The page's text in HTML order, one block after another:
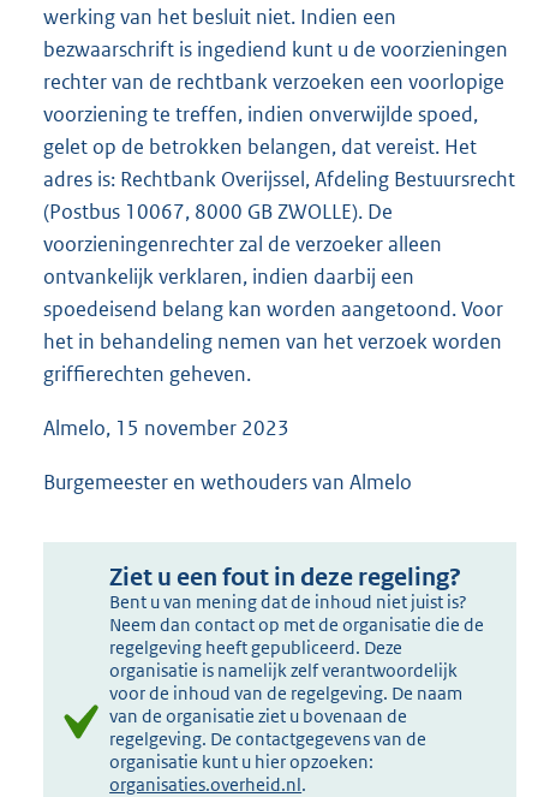
werking van het besluit niet. Indien een
bezwaarschrift is ingediend kunt u de voorzieningen
rechter van de rechtbank verzoeken een voorlopige
voorziening te treffen, indien onverwijlde spoed,
gelet op de betrokken belangen, dat vereist. Het
adres is: Rechtbank Overijssel, Afdeling Bestuursrecht
(Postbus 10067, 8000 GB ZWOLLE). De
voorzieningenrechter zal de verzoeker alleen
ontvankelijk verklaren, indien daarbij een
spoedeisend belang kan worden aangetoond. Voor
het in behandeling nemen van het verzoek worden
griffierechten geheven.
Almelo, 15 november 2023
Burgemeester en wethouders van Almelo
Ziet u een fout in deze regeling?
Bent u van mening dat de inhoud niet juist is?
Neem dan contact op met de organisatie die de
regelgeving heeft gepubliceerd. Deze
organisatie is namelijk zelf verantwoordelijk
voor de inhoud van de regelgeving. De naam
van de organisatie ziet u bovenaan de
regelgeving. De contactgegevens van de
organisatie kunt u hier opzoeken:
organisaties.overheid.nl.